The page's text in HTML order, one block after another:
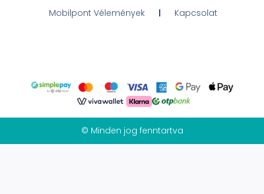
Mobilpont Vélemények
Kapcsolat
© Minden jog fenntartva